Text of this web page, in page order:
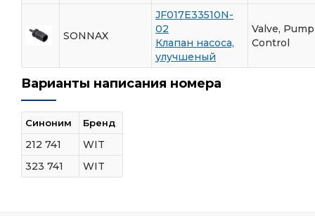
SONNAX
JF017E33510N-
02
Клапан насоса,
улучшеный
Valve,
Control
Варианты написания номера
Синоним Бренд
212 741
WIT
323 741
WIT